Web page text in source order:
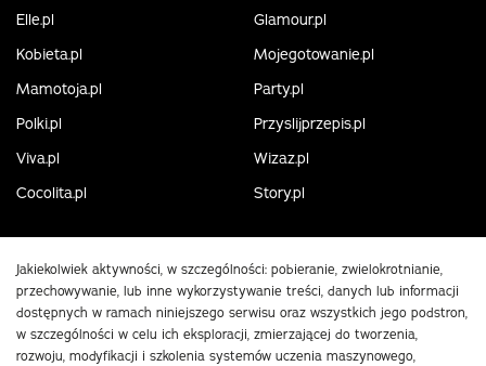
Elle.pl
Glamour.pl
Kobieta.pl
Mojegotowanie.pl
Mamotoja.pl
Party.pl
Polki.pl
Przyslijprzepis.pl
Viva.pl
Wizaz.pl
Cocolita.pl
Story.pl
Jakiekolwiek aktywności, w szczególności: pobieranie, zwielokrotnianie,
przechowywanie, lub inne wykorzystywanie treści, danych lub informacji
dostępnych w ramach niniejszego serwisu oraz wszystkich jego podstron,
w szczególności w celu ich eksploracji, zmierzającej do tworzenia,
rozwoju, modyfikacji i szkolenia systemów uczenia maszynowego,